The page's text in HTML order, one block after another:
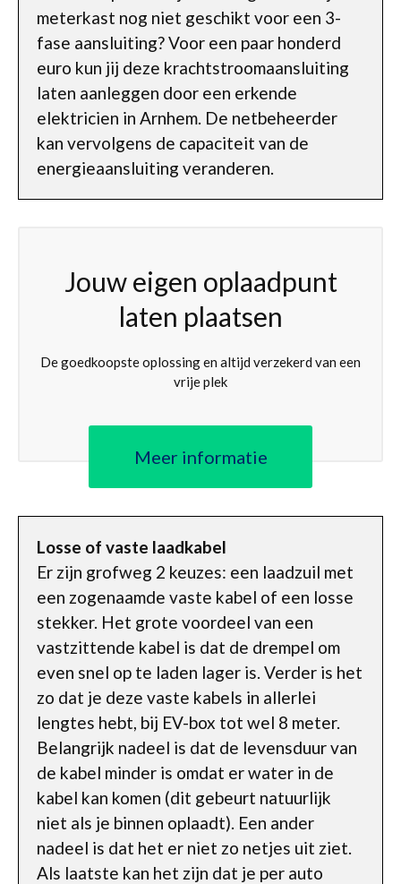
meterkast nog niet geschikt voor een 3-
fase aansluiting? Voor een paar honderd
euro kun jij deze krachtstroomaansluiting
laten aanleggen door een erkende
elektricien in Arnhem. De netbeheerder
kan vervolgens de capaciteit van de
energieaansluiting veranderen.
Jouw eigen oplaadpunt
laten plaatsen
De goedkoopste oplossing en altijd verzekerd van een
vrije plek
Meer informatie
Losse of vaste laadkabel
Er zijn grofweg 2 keuzes: een laadzuil met
een zogenaamde vaste kabel of een losse
stekker. Het grote voordeel van een
vastzittende kabel is dat de drempel om
even snel op te laden lager is. Verder is het
zo dat je deze vaste kabels in allerlei
lengtes hebt, bij EV-box tot wel 8 meter.
Belangrijk nadeel is dat de levensduur van
de kabel minder is omdat er water in de
kabel kan komen (dit gebeurt natuurlijk
niet als je binnen oplaadt). Een ander
nadeel is dat het er niet zo netjes uit ziet.
Als laatste kan het zijn dat je per auto